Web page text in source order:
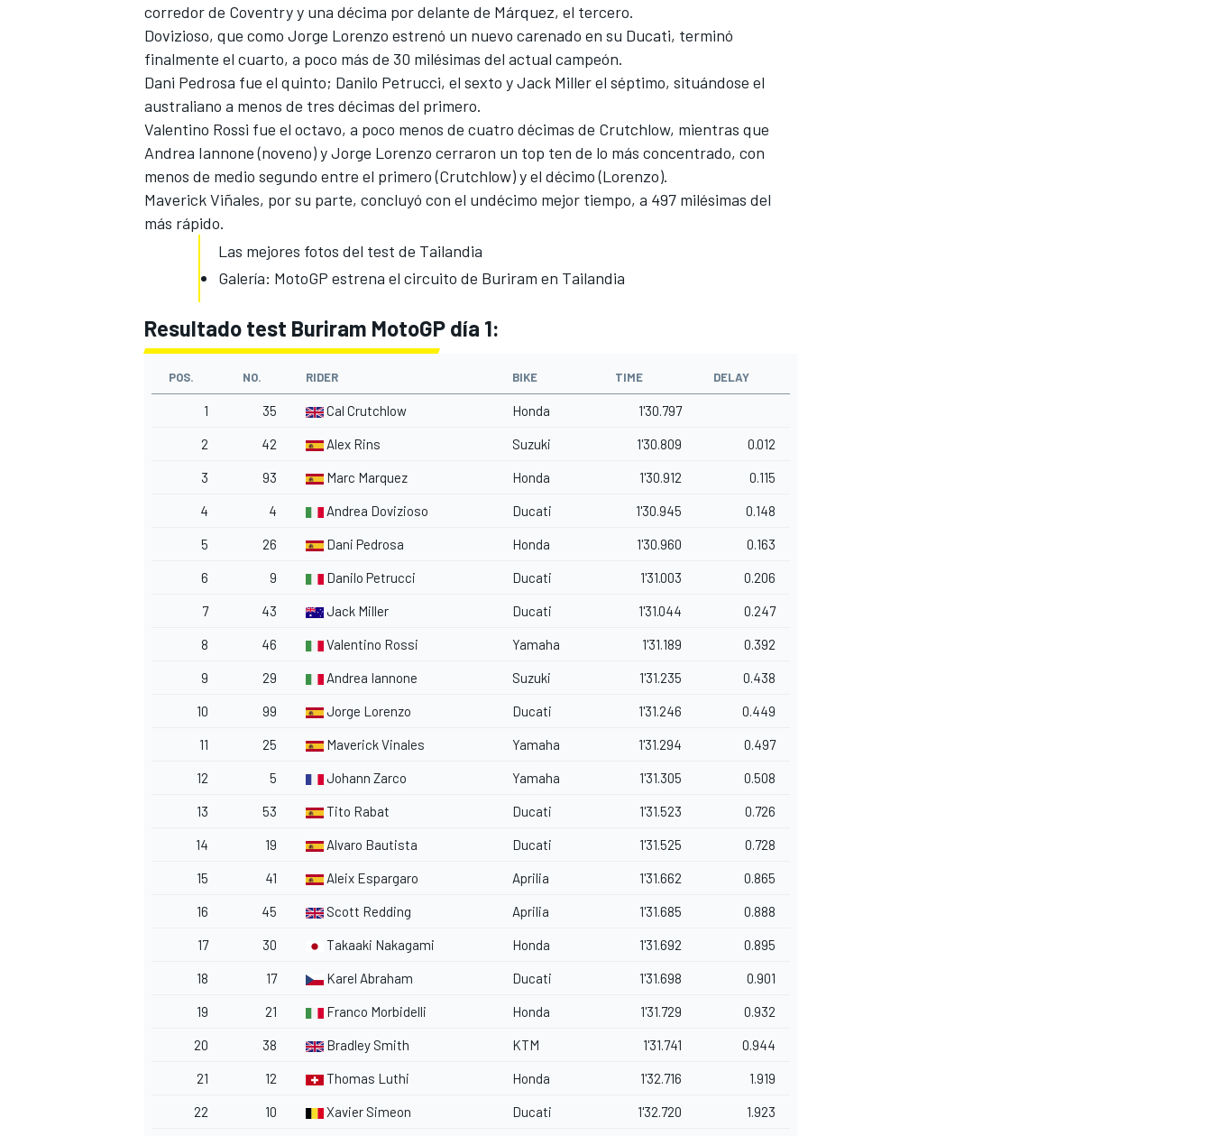
corredor de Coventry y una décima por delante de Márquez, el tercero.
Dovizioso, que como Jorge Lorenzo estrenó un nuevo carenado en su Ducati, terminó
finalmente el cuarto, a poco más de 30 milésimas del actual campeón.
Dani Pedrosa fue el quinto; Danilo Petrucci, el sexto y Jack Miller el séptimo, situándose el
australiano a menos de tres décimas del primero.
Valentino Rossi fue el octavo, a poco menos de cuatro décimas de Crutchlow, mientras que
Andrea Iannone (noveno) y Jorge Lorenzo cerraron un top ten de lo más concentrado, con
menos de medio segundo entre el primero (Crutchlow) y el décimo (Lorenzo).
Maverick Viñales, por su parte, concluyó con el undécimo mejor tiempo, a 497 milésimas del
más rápido.
Las mejores fotos del test de Tailandia
Galería: MotoGP estrena el circuito de Buriram en Tailandia
Resultado test Buriram MotoGP día 1:
POS. NO. RIDER BIKE TIME DELAY
1 35 Cal Crutchlow Honda 1'30.797
2 42 Alex Rins Suzuki 1'30.809 0.012
3 93 Marc Marquez Honda 1'30.912 0.115
4 4 Andrea Dovizioso Ducati 1'30.945 0.148
5 26 Dani Pedrosa Honda 1'30.960 0.163
6 9 Danilo Petrucci Ducati 1'31.003 0.206
7 43 Jack Miller Ducati 1'31.044 0.247
8 46 Valentino Rossi Yamaha 1'31.189 0.392
9 29 Andrea Iannone Suzuki 1'31.235 0.438
10 99 Jorge Lorenzo Ducati 1'31.246 0.449
11 25 Maverick Vinales Yamaha 1'31.294 0.497
12 5 Johann Zarco Yamaha 1'31.305 0.508
13 53 Tito Rabat Ducati 1'31.523 0.726
14 19 Alvaro Bautista Ducati 1'31.525 0.728
15 41 Aleix Espargaro Aprilia 1'31.662 0.865
16 45 Scott Redding Aprilia 1'31.685 0.888
17 30 Takaaki Nakagami Honda 1'31.692 0.895
18 17 Karel Abraham Ducati 1'31.698 0.901
19 21 Franco Morbidelli Honda 1'31.729 0.932
20 38 Bradley Smith KTM 1'31.741 0.944
21 12 Thomas Luthi Honda 1'32.716 1.919
22 10 Xavier Simeon Ducati 1'32.720 1.923